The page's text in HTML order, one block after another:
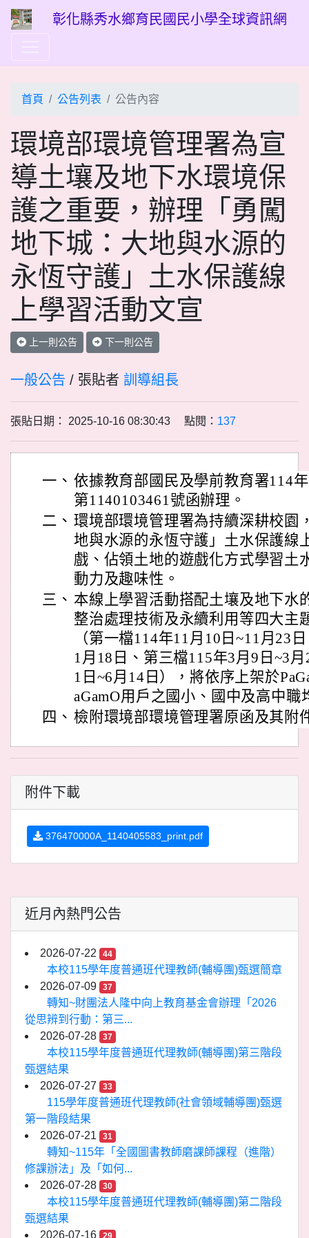
彰化縣秀水鄉育民國民小學全球資訊網
首頁 公告列表 公告內容
環境部環境管理署為宣
導土壤及地下水環境保
護之重要，辦理「勇闖
地下城：大地與水源的
永恆守護」土水保護線
上學習活動文宣
上一則公告 下一則公告
一般公告 / 張貼者 訓導組長
張貼日期： 2025-10-16 08:30:43 點閱： 137
一、 依據教育部國民及學前教育署114
第1140103461號函辦理。
二、 環境部環境管理署為持續深耕校園
地與水源的永恆守護」土水保護線
戲、佔領土地的遊戲化方式學習土
動力及趣味性。
三、 本線上學習活動搭配土壤及地下水
整治處理技術及永續利用等四大主
（第一檔114年11月10日~11月23
1月18日、第三檔115年3月9日~3
1日~6月14日），將依序上架於
aGamO用戶之國小、國中及高中職
四、 檢附環境部環境管理署原函及其附
附件下載
376470000A_1140405583_print.pdf
近月內熱門公告
2026-07-22 44
本校115學年度普通班代理教師(輔導團)甄選簡章
2026-07-09
37
轉知~財團法人隆中向上教育基金會辦理「2026
從思辨到行動：第三...
2026-07-28
37
本校115學年度普通班代理教師(輔導團)第三階段
甄選結果
2026-07-27
33
115學年度普通班代理教師(社會領域輔導團)甄選
第一階段結果
2026-07-21
31
轉知~115年「全國圖書教師磨課師課程（進階）
修課辦法」及「如何...
2026-07-28
30
本校115學年度普通班代理教師(輔導團)第二階段
甄選結果
2026-07-16
29